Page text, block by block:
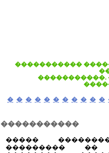
�����������
�����������.
� � � � � � � � � � �
�����������
�����
��������� ��